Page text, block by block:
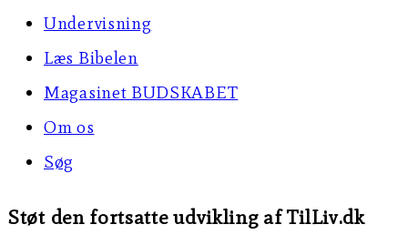
Undervisning
Læs Bibelen
Magasinet BUDSKABET
Om os
Søg
Støt den fortsatte udvikling af TilLiv.dk